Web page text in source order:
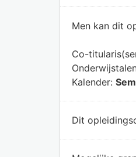
Men kan dit
Co-
Kalender:
Dit